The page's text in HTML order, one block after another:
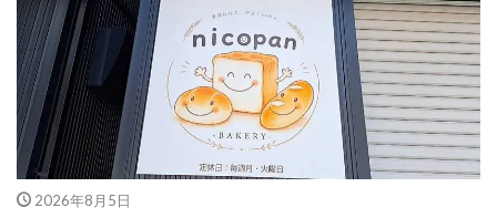
2026年8月5日